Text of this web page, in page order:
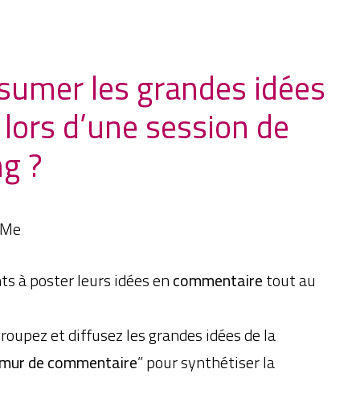
les grandes idées
d’une session de
?
à poster leurs idées encommentairetout au
et diffusez les grandes idées de la
de commentaire” pour synthétiser la